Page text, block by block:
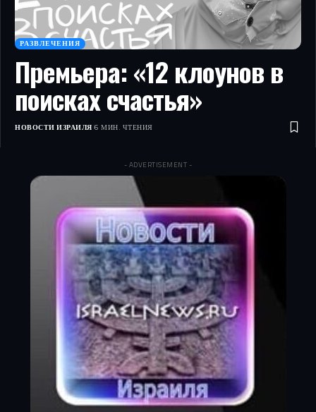
РАЗВЛЕЧЕНИЯ
Премьера: «12 клоунов в
поисках счастья»
НОВОСТИ ИЗРАИЛЯ 6 МИН. ЧТЕНИЯ
- ADVERTISEMENT -